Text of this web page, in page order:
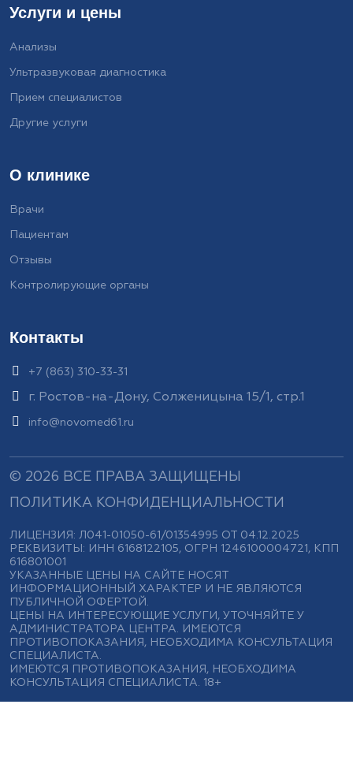
Услуги и цены
Анализы
Ультразвуковая диагностика
Прием специалистов
Другие услуги
О клинике
Врачи
Пациентам
Отзывы
Контролирующие органы
Контакты
+7 (863) 310-33-31
г. Ростов-на-Дону, Солженицына 15/1, стр.1
info@novomed61.ru
© 2026 ВСЕ ПРАВА ЗАЩИЩЕНЫ
ПОЛИТИКА КОНФИДЕНЦИАЛЬНОСТИ
ЛИЦЕНЗИЯ: Л041-01050-61/01354995 ОТ 04.12.2025
РЕКВИЗИТЫ: ИНН 6168122105, ОГРН 1246100004721, КПП
616801001
УКАЗАННЫЕ ЦЕНЫ НА САЙТЕ НОСЯТ
ИНФОРМАЦИОННЫЙ ХАРАКТЕР И НЕ ЯВЛЯЮТСЯ
ПУБЛИЧНОЙ ОФЕРТОЙ.
ЦЕНЫ НА ИНТЕРЕСУЮЩИЕ УСЛУГИ, УТОЧНЯЙТЕ У
АДМИНИСТРАТОРА ЦЕНТРА. ИМЕЮТСЯ
ПРОТИВОПОКАЗАНИЯ, НЕОБХОДИМА КОНСУЛЬТАЦИЯ
СПЕЦИАЛИСТА.
ИМЕЮТСЯ ПРОТИВОПОКАЗАНИЯ, НЕОБХОДИМА
КОНСУЛЬТАЦИЯ СПЕЦИАЛИСТА. 18+